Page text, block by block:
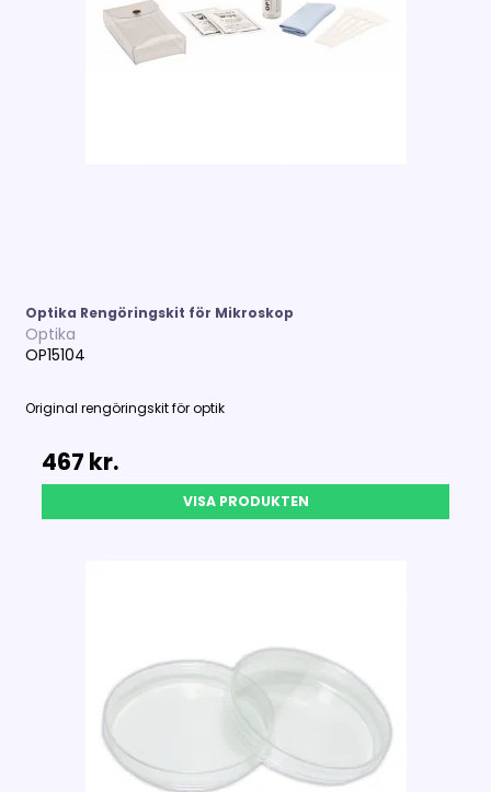
Optika Rengöringskit för Mikroskop
Optika
OP15104
Original rengöringskit för optik
467 kr.
VISA PRODUKTEN